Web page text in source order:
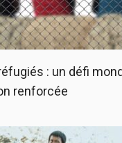
: un défi
renforcée